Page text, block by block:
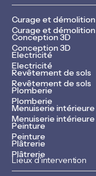
Curage et démolition
Curage et démolition
Conception 3D
Conception 3D
Electricité
Electricité
Revêtement de sols
Revêtement de sols
Plomberie
Plomberie
Menuiserie intérieure
Menuiserie intérieure
Peinture
Peinture
Plâtrerie
Plâtrerie
Lieux d'intervention